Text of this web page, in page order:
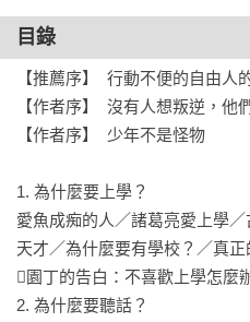
兒童、青少年在成長過程中，總
與大人討論，常換來一頓說教
十四歲少女蘇絲步入青春期之
本書以蘇絲的提問，為青少年發
薩提爾大師李崇建，化身園丁角
透過對話，帶出提問底層的真實
並透過各面向的歷史名人故事
目錄
【推薦序】  行動不便的自由人
【作者序】  沒有人想叛逆，他
【作者序】  少年不是怪物
1. 為什麼要上學？
愛魚成痴的人／諸葛亮愛上學
天才／為什麼要有學校？／真正
園丁的告白：不喜歡上學怎麼
2. 為什麼要聽話？